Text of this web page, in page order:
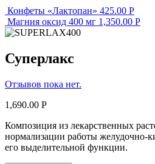
Конфеты «Лактопан» 425.00 Р
Магния оксид 400 мг 1,350.00 Р
Суперлакс
Отзывов пока нет.
1,690.00 Р
Композиция из лекарственных
нормализации работы желудочно­-
его выделительной функции.